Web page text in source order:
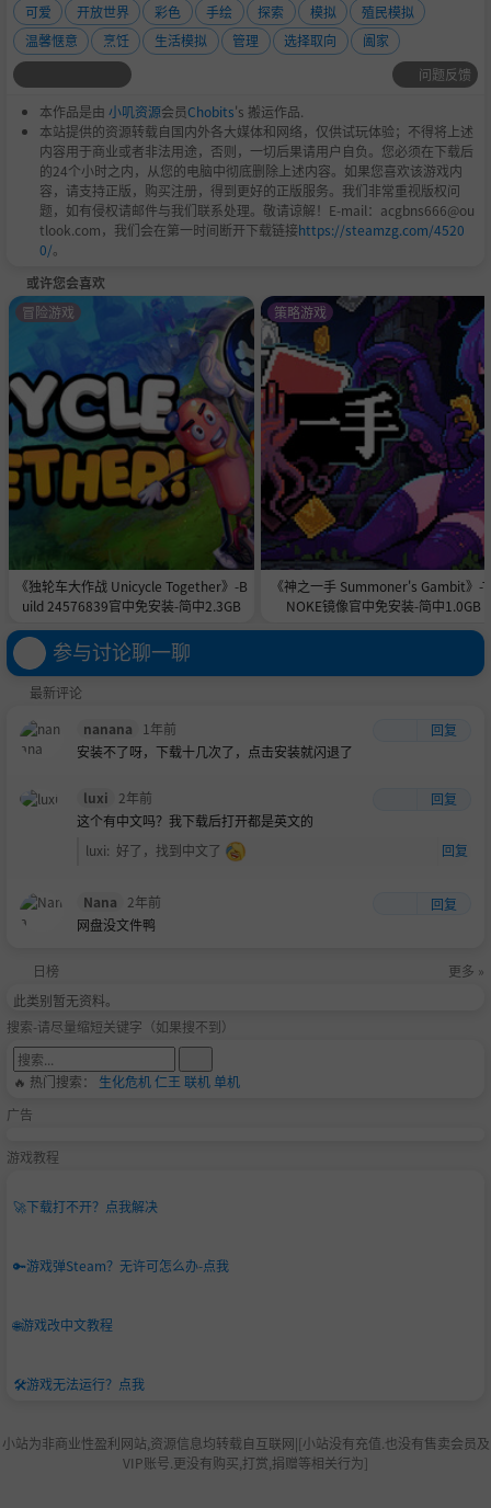
可爱
开放世界 彩色 手绘 探索 模拟
殖民模拟
温馨惬意
烹饪 生活模拟 管理 选择取向
阖家
问题反馈
本作品是由 小叽资源会员Chobits's 搬运作品.
本站提供的资源转载自国内外各大媒体和网络，仅供试玩体验；不得将上述
内容用于商业或者非法用途，否则，一切后果请用户自负。您必须在下载后
的24个小时之内，从您的电脑中彻底删除上述内容。如果您喜欢该游戏内
容，请支持正版，购买注册，得到更好的正版服务。我们非常重视版权问
题，如有侵权请邮件与我们联系处理。敬请谅解！E-mail：acgbns666@ou
tlook.com，我们会在第一时间断开下载链接https://steamzg.com/4520
0/。
或许您会喜欢
《独轮车大作战 Unicycle Together》-B
uild 24576839官中免安装-简中2.3GB
冒险游戏
《神之一手 Summoner's Gambit》-
NOKE镜像官中免安装-简中1.0GB
策略游戏
参与讨论聊一聊
最新评论
nanana
1年前
回复
安装不了呀，下载十几次了，点击安装就闪退了
luxi 2年前
回复
这个有中文吗？我下载后打开都是英文的
luxi: 好了，找到中文了 回复
Nana 2年前
回复
网盘没文件鸭
日榜
更多 »
此类别暂无资料。
搜索-请尽量缩短关键字（如果搜不到）
🔥 热门搜索： 生化危机仁王联机单机
广告
游戏教程
🚀下载打不开？点我解决
🔑游戏弹Steam？无许可怎么办-点我
🌐游戏改中文教程
🛠️游戏无法运行？点我
小站为非商业性盈利网站,资源信息均转载自互联网|[小站没有充值.也没有售卖会员及
VIP账号.更没有购买,打赏,捐赠等相关行为]